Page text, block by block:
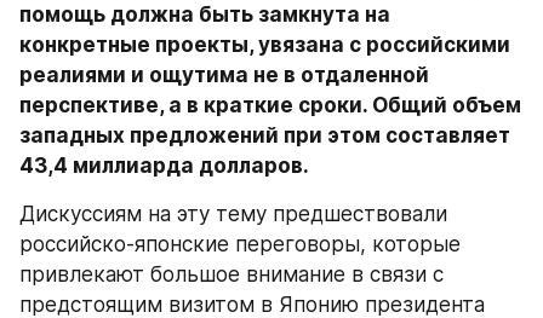
помощь должна быть замкнута на
конкретные проекты, увязана с российскими
реалиями и ощутима не в отдаленной
перспективе, а в краткие сроки. Общий объем
западных предложений при этом составляет
43,4 миллиарда долларов.
Дискуссиям на эту тему предшествовали
российско-японские переговоры, которые
привлекают большое внимание в связи с
предстоящим визитом в Японию президента